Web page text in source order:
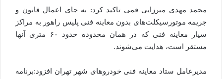
محمد مهدی میرزایی قمی تاکید کرد: به جای اعمال قانون و
جریمه موتورسیکلت‌های بدون معاینه فنی پلیس راهور به مراکز
سیار معاینه فنی که در همان محدوده حدود ۶۰ متری آنها
مستقر است، هدایت می‌شوند.
مدیرعامل ستاد معاینه فنی خودرو‌های شهر تهران افزود:برنامه